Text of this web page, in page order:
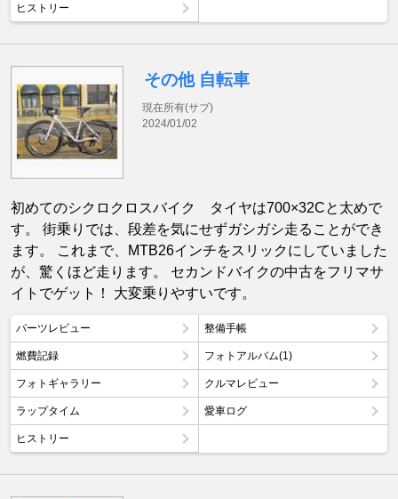
ヒストリー
その他 自転車
現在所有(サブ)
2024/01/02
初めてのシクロクロスバイク タイヤは700×32Cと太めで
す。 街乗りでは、段差を気にせずガシガシ走ることができ
ます。 これまで、MTB26インチをスリックにしていました
が、驚くほど走ります。 セカンドバイクの中古をフリマサ
イトでゲット！ 大変乗りやすいです。
パーツレビュー 整備手帳
燃費記録 フォトアルバム(1)
フォトギャラリー クルマレビュー
ラップタイム 愛車ログ
ヒストリー